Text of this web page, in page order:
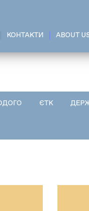
КОНТАКТИ ABOUT
ЄТК